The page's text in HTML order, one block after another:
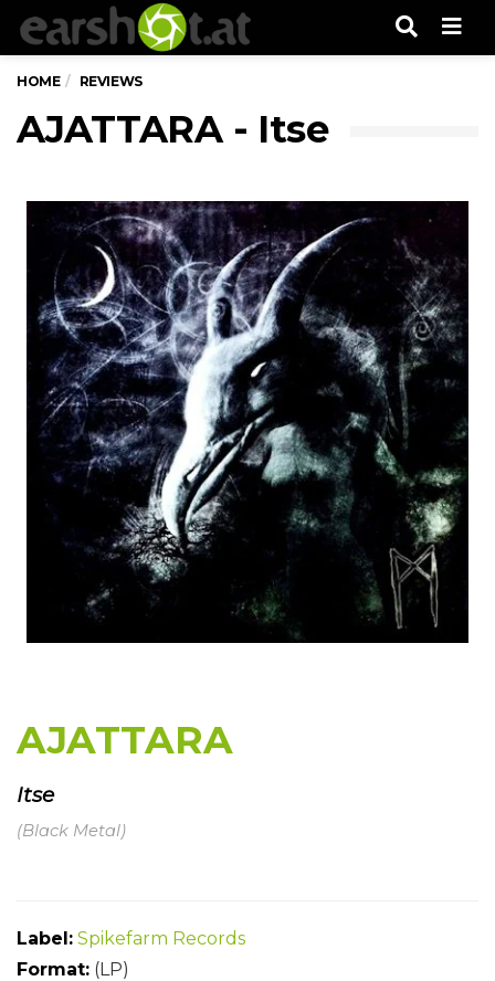
HOME REVIEWS
AJATTARA - Itse
AJATTARA
Itse
(Black Metal)
Label: Spikefarm Records
Format: (LP)